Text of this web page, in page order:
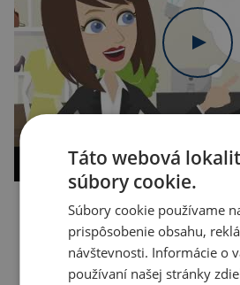
Kopírovať odkaz
Táto webová
súbory cookie.
Súbory cookie používame
prispôsobenie obsahu,
návštevnosti. Informácie o
používaní našej stránky